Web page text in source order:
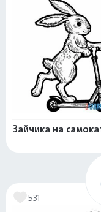
Зайчика на
531